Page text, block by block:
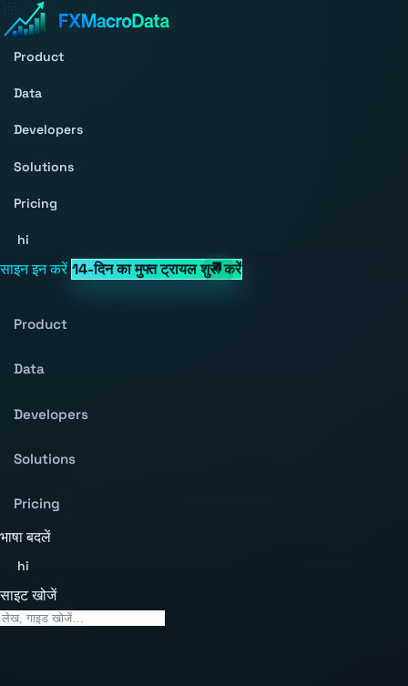
Product
Data
Developers
Solutions
Pricing
hi
साइन इन करें 14-दिन का मुफ्त ट्रायल शुरू करें
Product
Data
Developers
Solutions
Pricing
भाषा बदलें
hi
साइट खोजें